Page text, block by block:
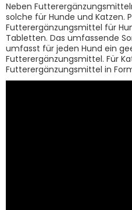
Neben
solche für Hunde und Katzen.
Futterergänzungsmittel für
Tabletten. Das umfassende
umfasst für jeden Hund ein
Futterergänzungsmittel. Für
Futterergänzungsmittel in